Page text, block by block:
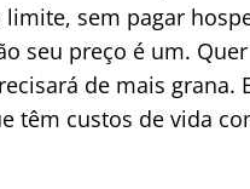
sem pagar
seu preço é um.
de mais grana.
têm custos de vida